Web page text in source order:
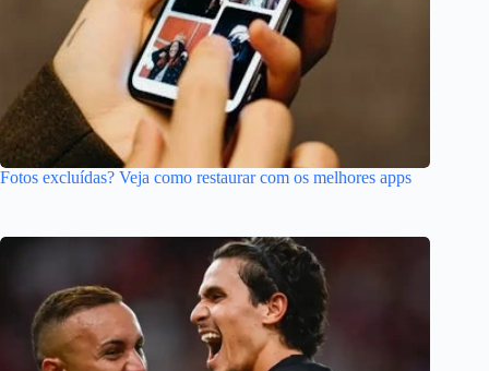
Fotos excluídas? Veja como restaurar com os melhores apps